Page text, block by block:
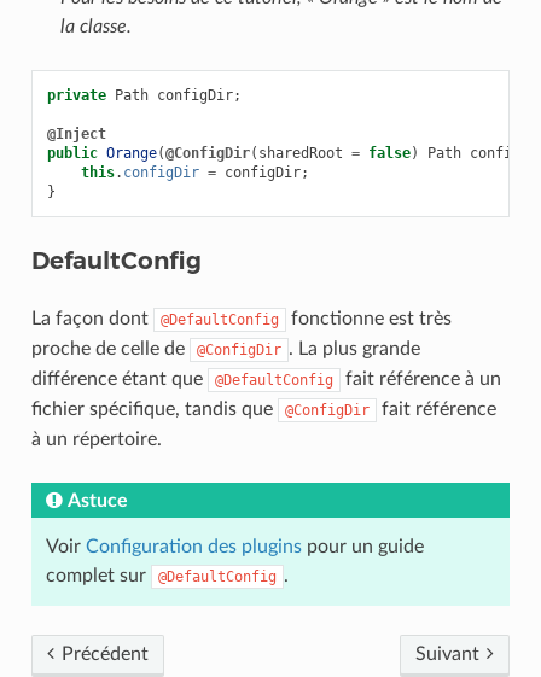
la classe.
private Path configDir;
@Inject
public Orange(@ConfigDir( sharedRoot = false) Path
this. configDir = configDir;
}
DefaultConfig
La façon dont @DefaultConfig
fonctionne est très
proche de celle de
@ConfigDir . La plus grande
différence étant que
@DefaultConfig
fait référence à un
fichier spécifique, tandis que
@ConfigDir
fait référence
à un répertoire.
Astuce
Voir Configuration des pluginspour un guide
complet sur
@DefaultConfig .
Suivant
Précédent